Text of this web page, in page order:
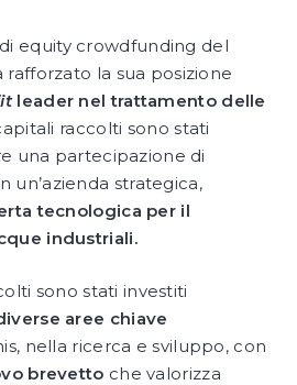
equity crowdfunding del
rafforzato la sua posizione
leader nel trattamento delle
raccolti sono stati
una partecipazione di
un’azienda strategica,
tecnologica per il
industriali.
sono stati investiti
aree chiave
nella ricerca e sviluppo, con
brevetto che valorizza